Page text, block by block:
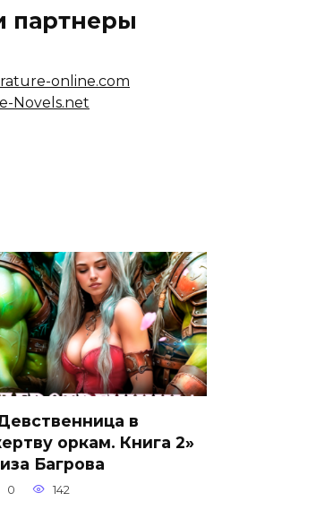
партнеры
online.com
Novels.net
в
оркам. Книга 2»
Багрова
0 142